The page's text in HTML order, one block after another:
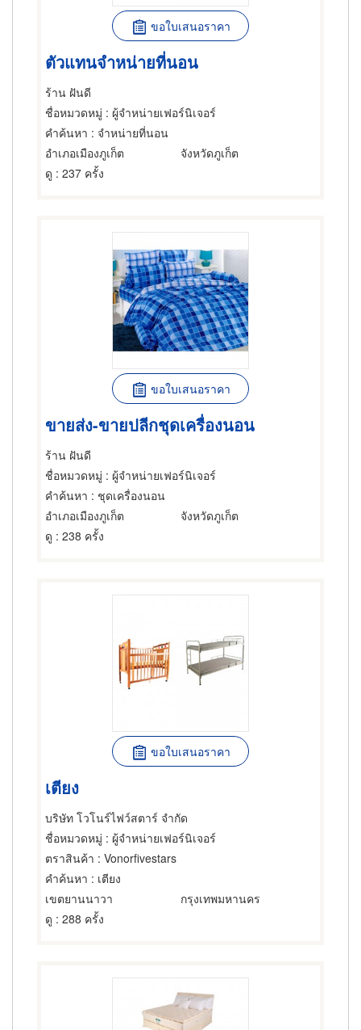
ขอใบเสนอราคา
ตัวแทนจำหน่ายที่นอน
ร้าน ฝันดี
ชื่อหมวดหมู่ : ผู้จำหน่ายเฟอร์นิเจอร์
คำค้นหา : จำหน่ายที่นอน
อำเภอเมืองภูเก็ต
จังหวัดภูเก็ต
ดู : 237 ครั้ง
ขอใบเสนอราคา
ขายส่ง-ขายปลีกชุดเครื่องนอน
ร้าน ฝันดี
ชื่อหมวดหมู่ : ผู้จำหน่ายเฟอร์นิเจอร์
คำค้นหา : ชุดเครื่องนอน
อำเภอเมืองภูเก็ต
จังหวัดภูเก็ต
ดู : 238 ครั้ง
ขอใบเสนอราคา
เตียง
บริษัท โวโนร์ไฟว์สตาร์ จำกัด
ชื่อหมวดหมู่ : ผู้จำหน่ายเฟอร์นิเจอร์
ตราสินค้า : Vonorfivestars
คำค้นหา : เตียง
เขตยานนาวา
กรุงเทพมหานคร
ดู : 288 ครั้ง